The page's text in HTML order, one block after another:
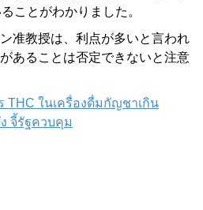
ことがわかりました。
准教授は、利点が多いと言われ
あることは否定できないと注意
THC ในเครื่องดื่มกัญชาเกิน
จี้รัฐควบคุม